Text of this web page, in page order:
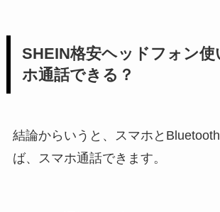
SHEIN格安ヘッドフォン使
ホ通話できる？
結論からいうと、スマホと
ば、スマホ通話できます。